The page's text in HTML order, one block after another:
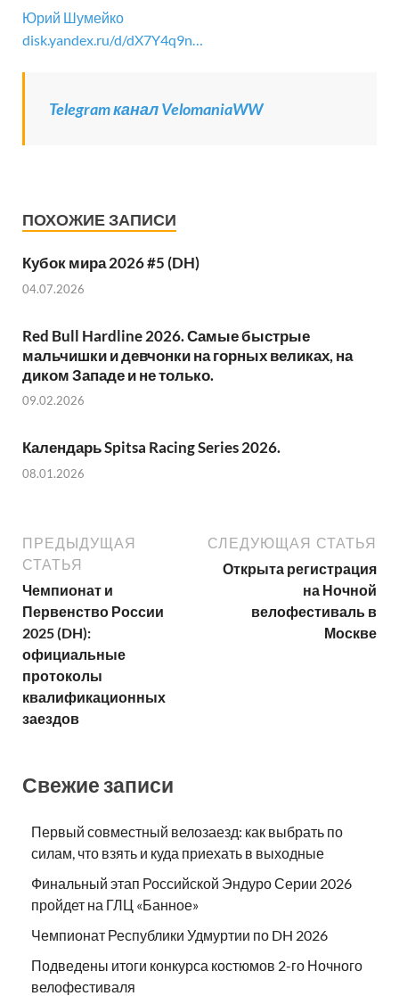
Юрий Шумейко
disk.yandex.ru/d/dX7Y4q9n…
Telegram канал VelomaniaWW
ПОХОЖИЕ ЗАПИСИ
Кубок мира 2026 #5 (DH)
04.07.2026
Red Bull Hardline 2026. Самые быстрые
мальчишки и девчонки на горных великах, на
диком Западе и не только.
09.02.2026
Календарь Spitsa Racing Series 2026.
08.01.2026
ПРЕДЫДУЩАЯ
СТАТЬЯ
Чемпионат и
Первенство России
2025 (DH):
официальные
протоколы
квалификационных
заездов
СЛЕДУЮЩАЯ СТАТЬЯ
Открыта регистрация
на Ночной
велофестиваль в
Москве
Свежие записи
Первый совместный велозаезд: как выбрать по
силам, что взять и куда приехать в выходные
Финальный этап Российской Эндуро Серии 2026
пройдет на ГЛЦ «Банное»
Чемпионат Республики Удмуртии по DH 2026
Подведены итоги конкурса костюмов 2-го Ночного
велофестиваля